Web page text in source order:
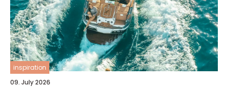
inspiration
09. July 2026